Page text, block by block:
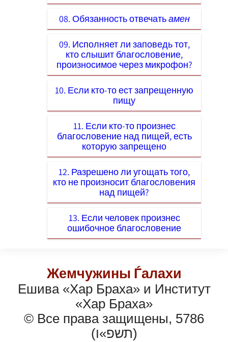
08. Обязанность отвечатьамен
09. Исполняет ли заповедь тот,
кто слышит благословение,
произносимое через микрофон?
10. Если кто-то ест запрещенную
пищу
11. Если кто-то произнес
благословение над пищей, есть
которую запрещено
12. Разрешено ли угощать того,
кто не произносит благословения
над пищей?
13. Если человек произнес
ошибочное благословение
Жемчужины Ѓалахи
Ешива «Хар Браха» и Институт
«Хар Браха»
© Все права защищены, 5786
(תשפ»ו)